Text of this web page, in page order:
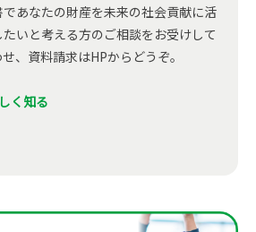
あなたの財産を未来の社会貢献に活
いと考える方のご相談をお受けして
、資料請求はHPからどうぞ。
く知る